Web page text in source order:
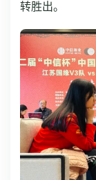
转胜出。